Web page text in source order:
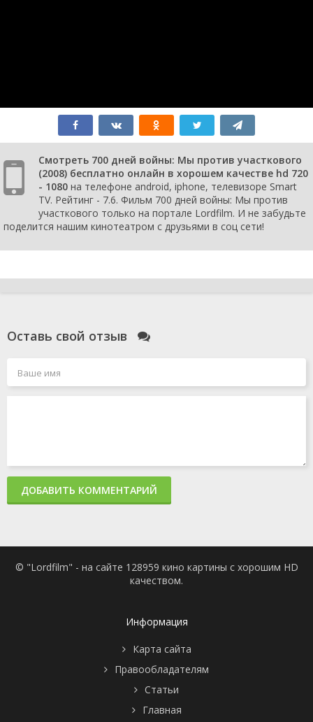
Смотреть 700 дней войны: Мы против участкового
(2008) бесплатно онлайн в хорошем качестве hd 720
- 1080 на телефоне android, iphone, телевизоре Smart
TV. Рейтинг - 7.6. Фильм 700 дней войны: Мы против
участкового только на портале Lordfilm. И не забудьте
поделится нашим кинотеатром с друзьями в соц сети!
Оставь свой отзыв
ДОБАВИТЬ КОММЕНТАРИЙ
© "Lordfilm" - на сайте 128959 кино картины с хорошим HD
качеством.
Информация
Карта сайта
Правообладателям
Статьи
Главная